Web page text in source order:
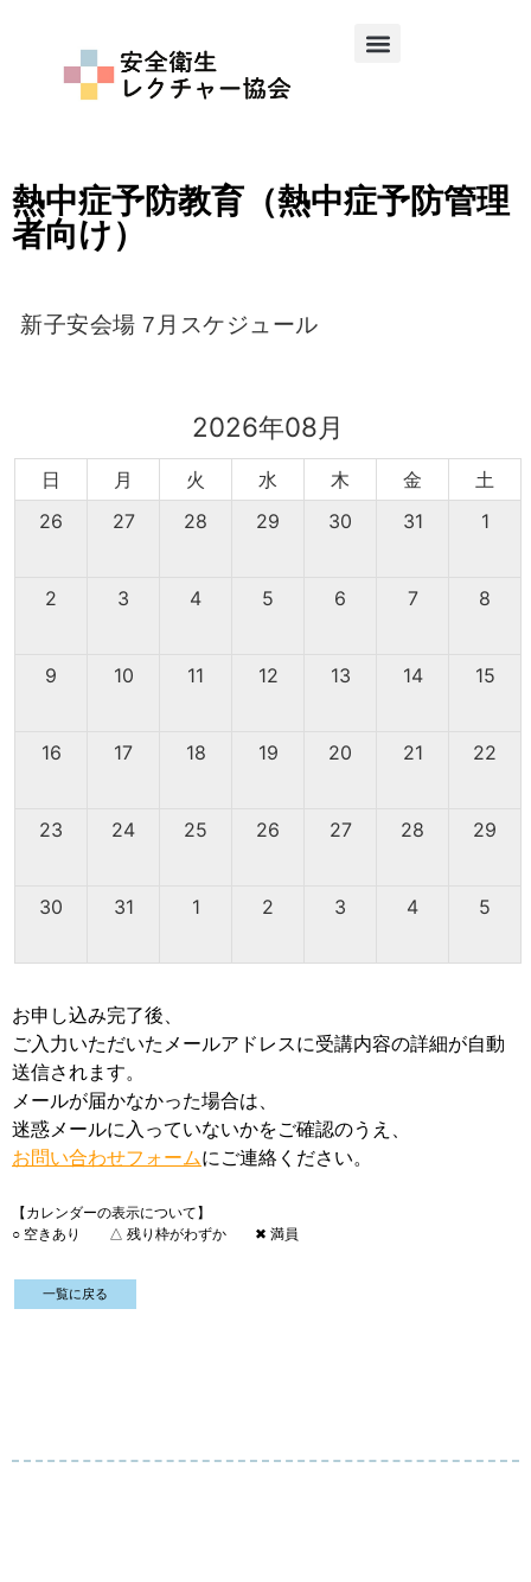
熱中症予防教育（熱中症予防管理
者向け）
新子安会場 7月スケジュール
2026年08月
日 月 火 水 木 金
土
26
27 28 29 30 31 1
2 3 4 5 6 7 8
9 10 11 12 13 14 15
16 17 18 19 20 21 22
23 24 25 26 27 28 29
30 31 1 2 3 4 5
お申し込み完了後、
ご入力いただいたメールアドレスに受講内容の詳細が自動
送信されます。
メールが届かなかった場合は、
迷惑メールに入っていないかをご確認のうえ、
お問い合わせフォームにご連絡ください。
【カレンダーの表示について】
○ 空きあり △ 残り枠がわずか ✖ 満員
一覧に戻る